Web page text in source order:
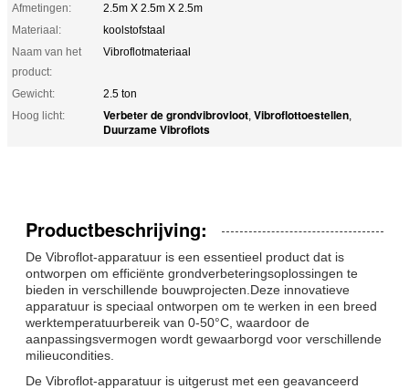
Afmetingen:
2.5m X 2.5m X 2.5m
Materiaal:
koolstofstaal
Naam van het
product:
Vibroflotmateriaal
Gewicht:
2.5 ton
Hoog licht:
Verbeter de grondvibrovloot, Vibroflottoestellen,
Duurzame Vibroflots
Productbeschrijving:
De Vibroflot-apparatuur is een essentieel product dat is
ontworpen om efficiënte grondverbeteringsoplossingen te
bieden in verschillende bouwprojecten.Deze innovatieve
apparatuur is speciaal ontworpen om te werken in een breed
werktemperatuurbereik van 0-50°C, waardoor de
aanpassingsvermogen wordt gewaarborgd voor verschillende
milieucondities.
De Vibroflot-apparatuur is uitgerust met een geavanceerd